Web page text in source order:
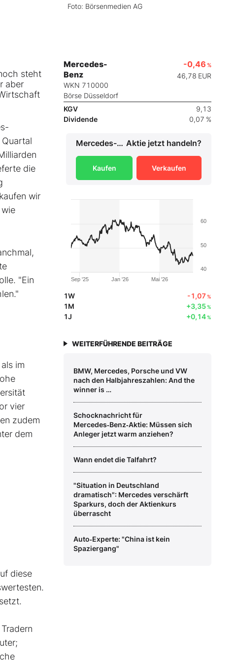
Foto: Börsenmedien AG
steht
aber
die
wir
"Ein
im
vier
zudem
dem
diese
Mercedes-
Benz
WKN 710000
Börse Düsseldorf
-0,46 %
46,78 EUR
KGV
9,13
Dividende
0,07 %
Mercedes-Benz Aktie jetzt handeln?
Kaufen Verkaufen
Jan '26
Sep '25 Mai '26
40
50
60
1W -1,07 %
1M +3,35%
1J +0,14%
WEITERFÜHRENDE BEITRÄGE
BMW, Mercedes, Porsche und VW
nach den Halbjahreszahlen: And the
winner is …
Schocknachricht für
Mercedes‑Benz‑Aktie: Müssen sich
Anleger jetzt warm anziehen?
Wann endet die Talfahrt?
"Situation in Deutschland
dramatisch": Mercedes verschärft
Sparkurs, doch der Aktienkurs
überrascht
Auto‑Experte: "China ist kein
Spaziergang"